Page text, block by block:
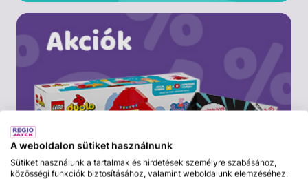
A weboldalon sütiket használnunk
Sütiket használunk a tartalmak és hirdetések személyre szabásához,
közösségi funkciók biztosításához, valamint weboldalunk elemzéséhez.